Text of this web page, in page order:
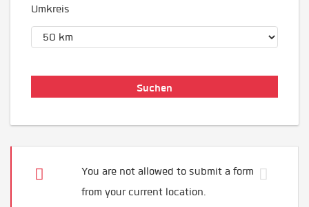
Umkreis
You are not allowed to submit a form
from your current location.